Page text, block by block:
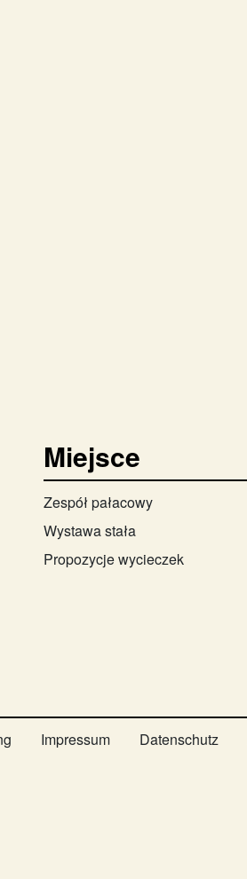
Miejsce
Zespół pałacowy
Wystawa stała
Propozycje wycieczek
Impressum Datenschutz